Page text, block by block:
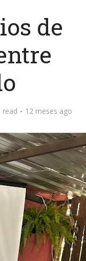
de
read 12 meses ago